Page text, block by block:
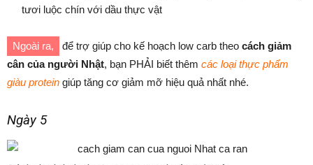
tươi luộc chín với dầu thực vật
Ngoài ra, để trợ giúp cho kế hoạch low carb theo cách giảm
cân của người Nhật, bạn PHẢI biết thêm các loại thực phẩm
giàu protein giúp tăng cơ giảm mỡ hiệu quả nhất nhé.
Ngày 5